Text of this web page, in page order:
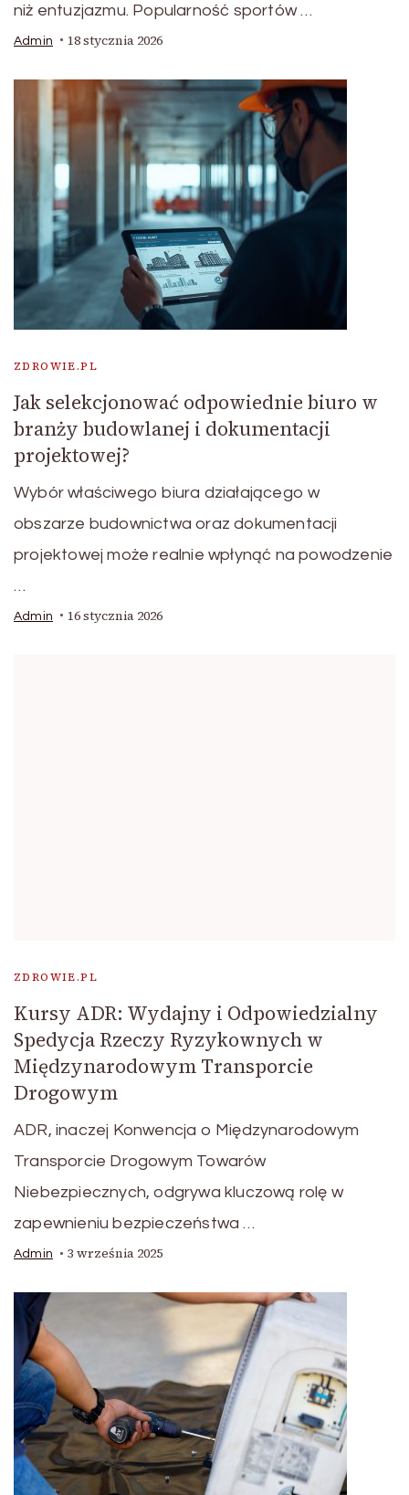
niż entuzjazmu. Popularność sportów …
Admin 18 stycznia 2026
ZDROWIE.PL
Jak selekcjonować odpowiednie biuro w
branży budowlanej i dokumentacji
projektowej?
Wybór właściwego biura działającego w
obszarze budownictwa oraz dokumentacji
projektowej może realnie wpłynąć na powodzenie
…
Admin 16 stycznia 2026
ZDROWIE.PL
Kursy ADR: Wydajny i Odpowiedzialny
Spedycja Rzeczy Ryzykownych w
Międzynarodowym Transporcie
Drogowym
ADR, inaczej Konwencja o Międzynarodowym
Transporcie Drogowym Towarów
Niebezpiecznych, odgrywa kluczową rolę w
zapewnieniu bezpieczeństwa …
Admin 3 września 2025